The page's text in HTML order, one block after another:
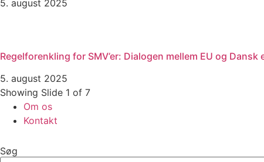
5. august 2025
Regelforenkling for SMV’er: Dialogen mellem EU og
5. august 2025
Showing Slide 1 of 7
Om os
Kontakt
Søg